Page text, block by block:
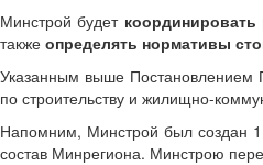
Минстрой будет
также определять нормативы
Указанным выше Постановлением
по строительству и жилищно-
Напомним, Минстрой был создан 1
состав Минрегиона. Минстрою